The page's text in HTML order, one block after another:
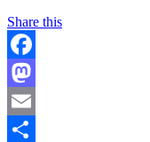
Share this
Facebook
Mastodon
Email